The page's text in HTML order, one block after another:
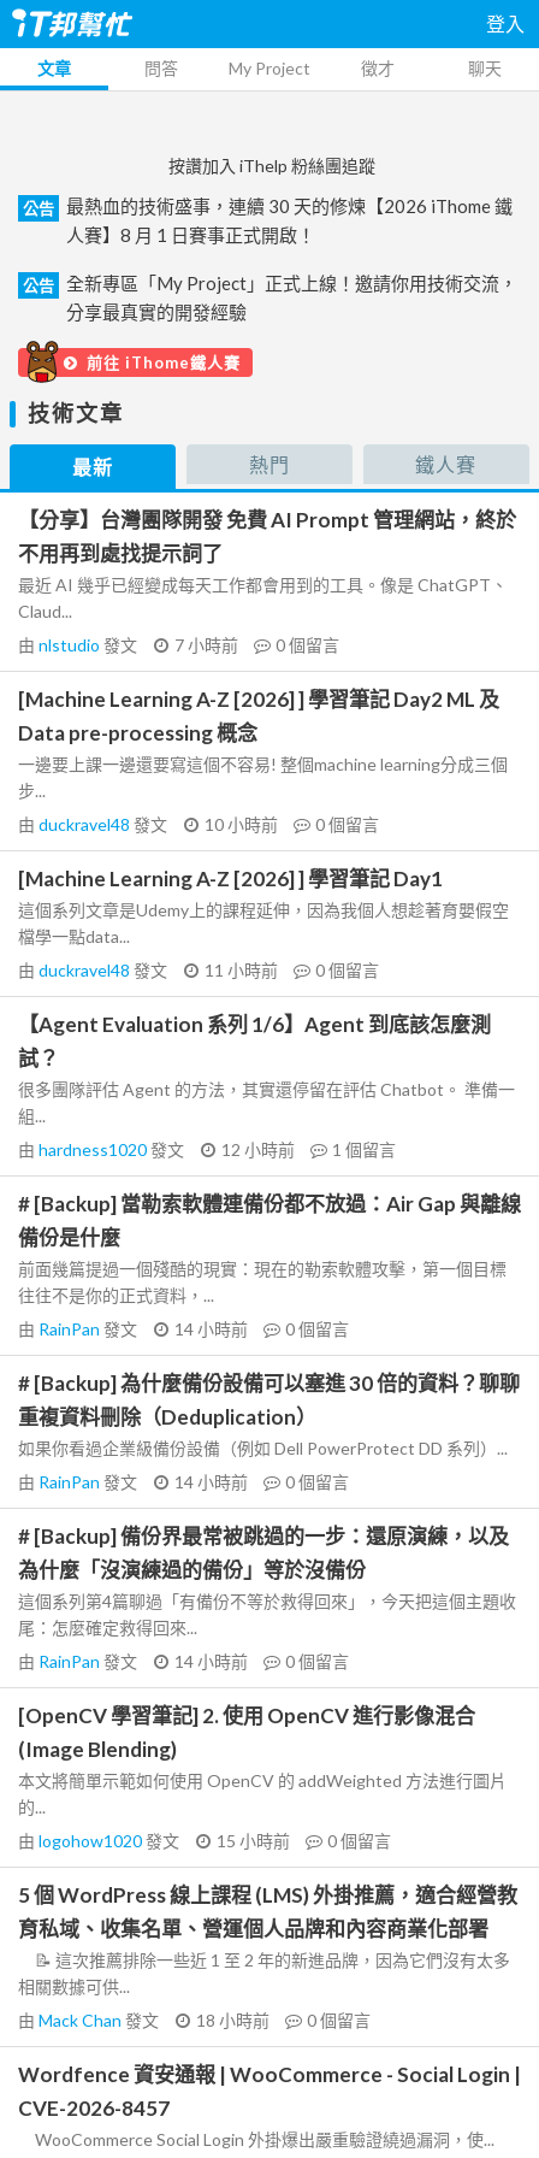
登入
文章 問答 My Project 徵才 聊天
按讚加入 iThelp 粉絲團追蹤
公告
最熱血的技術盛事，連續 30 天的修煉【2026 iThome 鐵
人賽】8 月 1 日賽事正式開啟！
公告
全新專區「My Project」正式上線！邀請你用技術交流，
分享最真實的開發經驗
前往 iThome鐵人賽
技術文章
最新 熱門 鐵人賽
【分享】台灣團隊開發 免費 AI Prompt 管理網站，終於
不用再到處找提示詞了
最近 AI 幾乎已經變成每天工作都會用到的工具。像是 ChatGPT、
Claud...
由 nlstudio 發文 7 小時前 0個留言
[Machine Learning A-Z [2026] ] 學習筆記 Day2 ML 及
Data pre-processing 概念
一邊要上課一邊還要寫這個不容易! 整個machine learning分成三個
步...
由 duckravel48 發文 10 小時前 0個留言
[Machine Learning A-Z [2026] ] 學習筆記 Day1
這個系列文章是Udemy上的課程延伸，因為我個人想趁著育嬰假空
檔學一點data...
由 duckravel48 發文 11 小時前 0個留言
【Agent Evaluation 系列 1/6】Agent 到底該怎麼測
試？
很多團隊評估 Agent 的方法，其實還停留在評估 Chatbot。 準備一
組...
由 hardness1020發文 12 小時前 1 個留言
# [Backup] 當勒索軟體連備份都不放過：Air Gap 與離線
備份是什麼
前面幾篇提過一個殘酷的現實：現在的勒索軟體攻擊，第一個目標
往往不是你的正式資料，...
由 RainPan 發文 14 小時前 0個留言
# [Backup] 為什麼備份設備可以塞進 30 倍的資料？聊聊
重複資料刪除（Deduplication）
如果你看過企業級備份設備（例如 Dell PowerProtect DD 系列）...
由 RainPan 發文 14 小時前 0個留言
# [Backup] 備份界最常被跳過的一步：還原演練，以及
為什麼「沒演練過的備份」等於沒備份
這個系列第4篇聊過「有備份不等於救得回來」，今天把這個主題收
尾：怎麼確定救得回來...
由 RainPan 發文 14 小時前 0個留言
[OpenCV 學習筆記] 2. 使用 OpenCV 進行影像混合
(Image Blending)
本文將簡單示範如何使用 OpenCV 的 addWeighted 方法進行圖片
的...
由 logohow1020發文 15 小時前 0個留言
5 個 WordPress 線上課程 (LMS) 外掛推薦，適合經營教
育私域、收集名單、營運個人品牌和內容商業化部署
📝 這次推薦排除一些近 1 至 2 年的新進品牌，因為它們沒有太多
相關數據可供...
由 Mack Chan 發文 18 小時前 0個留言
Wordfence 資安通報 | WooCommerce - Social Login |
CVE-2026-8457
WooCommerce Social Login 外掛爆出嚴重驗證繞過漏洞，使...